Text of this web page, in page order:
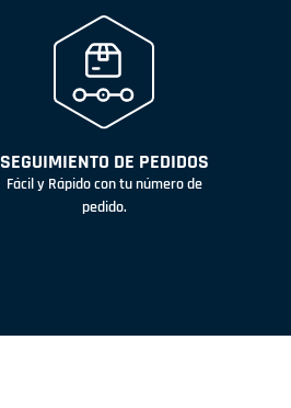
SEGUIMIENTO DE PEDIDOS
Fácil y Rápido con tu número de
pedido.